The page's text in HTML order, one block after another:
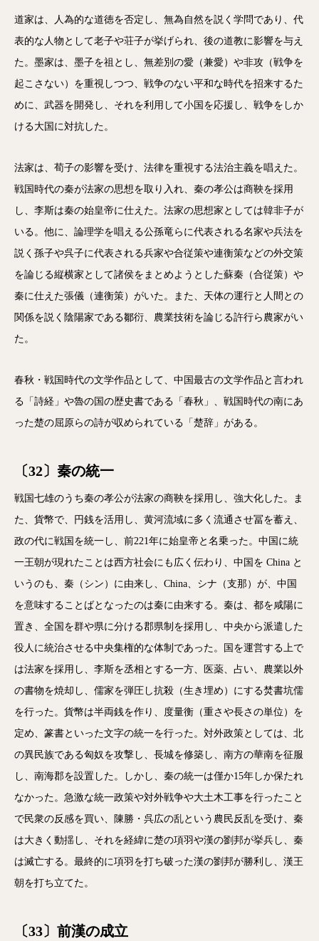
道家は、人為的な道徳を否定し、無為自然を説く学問であり、代
表的な人物として老子や荘子が挙げられ、後の道教に影響を与え
た。墨家は、墨子を祖とし、無差別の愛（兼愛）や非攻（戦争を
起こさない）を重視しつつ、戦争のない平和な時代を招来するた
めに、武器を開発し、それを利用して小国を応援し、戦争をしか
ける大国に対抗した。
法家は、荀子の影響を受け、法律を重視する法治主義を唱えた。
戦国時代の秦が法家の思想を取り入れ、秦の孝公は商鞅を採用
し、李斯は秦の始皇帝に仕えた。法家の思想家としては韓非子が
いる。他に、論理学を唱える公孫竜らに代表される名家や兵法を
説く孫子や呉子に代表される兵家や合従策や連衡策などの外交策
を論じる縦横家として諸侯をまとめようとした蘇秦（合従策）や
秦に仕えた張儀（連衡策）がいた。また、天体の運行と人間との
関係を説く陰陽家である鄒衍、農業技術を論じる許行ら農家がい
た。
春秋・戦国時代の文学作品として、中国最古の文学作品と言われ
る「詩経」や魯の国の歴史書である「春秋」、戦国時代の南にあ
った楚の屈原らの詩が収められている「楚辞」がある。
〔32〕秦の統一
戦国七雄のうち秦の孝公が法家の商鞅を採用し、強大化した。ま
た、貨幣で、円銭を活用し、黄河流域に多く流通させ冨を蓄え、
政の代に戦国を統一し、前221年に始皇帝と名乗った。中国に統
一王朝が現れたことは西方社会にも広く伝わり、中国を China と
いうのも、秦（シン）に由来し、China、シナ（支那）が、中国
を意味することばとなったのは秦に由来する。秦は、都を咸陽に
置き、全国を群や県に分ける郡県制を採用し、中央から派遣した
役人に統治させる中央集権的な体制であった。国を運営する上で
は法家を採用し、李斯を丞相とする一方、医薬、占い、農業以外
の書物を焼却し、儒家を弾圧し抗殺（生き埋め）にする焚書坑儒
を行った。貨幣は半両銭を作り、度量衡（重さや長さの単位）を
定め、篆書といった文字の統一を行った。対外政策としては、北
の異民族である匈奴を攻撃し、長城を修築し、南方の華南を征服
し、南海郡を設置した。しかし、秦の統一は僅か15年しか保たれ
なかった。急激な統一政策や対外戦争や大土木工事を行ったこと
で民衆の反感を買い、陳勝・呉広の乱という農民反乱を受け、秦
は大きく動揺し、それを経緯に楚の項羽や漢の劉邦が挙兵し、秦
は滅亡する。最終的に項羽を打ち破った漢の劉邦が勝利し、漢王
朝を打ち立てた。
〔33〕前漢の成立